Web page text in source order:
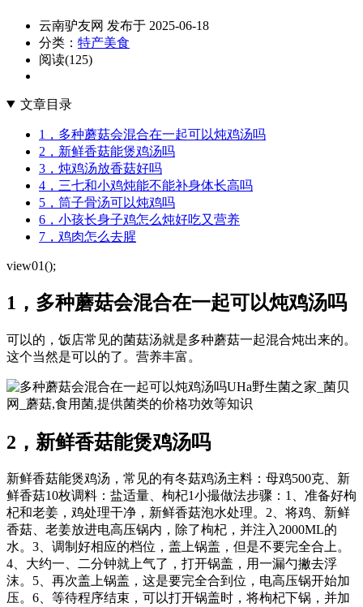
云南驴友网 发布于 2025-06-18
分类： 特产美食
阅读(125)
文章目录
1，多种蘑菇会混合在一起可以炖鸡汤吗
2，新鲜香菇能煲鸡汤吗
3，炖鸡汤放香菇好吗
4，三七和小鸡炖能不能补身体长高吗
5，筒子骨汤可以炖鸡吗
6，小孩长身子鸡怎么炖好吃又营养
7，鸡肉怎么去腥
view01();
1，多种蘑菇会混合在一起可以炖鸡汤吗
可以的，饭店常见的菌菇汤就是多种蘑菇一起混合炖出来的。
这个当然是可以的了。营养丰富。
UHa野生菌之家_菌贝
网_蘑菇,食用菌,提供菌类的价格功效等知识
2，新鲜香菇能煲鸡汤吗
新鲜香菇能煲鸡汤，常见的有冬菇鸡汤主料：母鸡500克、新
鲜香菇10枚调料：盐适量、枸杞1小撮做法步骤：1、准备好枸
杞和老姜，鸡处理干净，新鲜香菇泡水处理。2、将鸡、新鲜
香菇、老姜放进电高压锅内，除了枸杞，并注入2000ML的
水。3、调制好相应的档位，盖上锅盖，但是不要完全合上。
4、大约一、二分钟就上气了，打开锅盖，用一漏勺撇去浮
沫。5、再次盖上锅盖，这是要完全合到位，电高压锅开始加
压。6、等待程序结束，可以打开锅盖时，将枸杞下锅，并加